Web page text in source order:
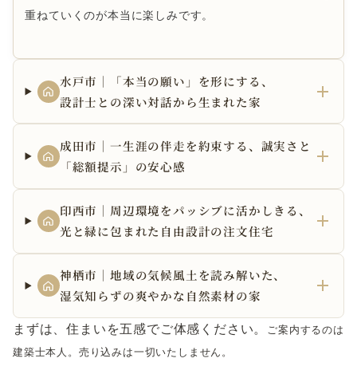
重ねていくのが本当に楽しみです。
水戸市｜「本当の願い」を形にする、
設計士との深い対話から生まれた家
成田市｜一生涯の伴走を約束する、誠実さと
「総額提示」の安心感
印西市｜周辺環境をパッシブに活かしきる、
光と緑に包まれた自由設計の注文住宅
神栖市｜地域の気候風土を読み解いた、
湿気知らずの爽やかな自然素材の家
まずは、住まいを五感でご体感ください。
ご案内するのは
建築士本人。売り込みは一切いたしません。